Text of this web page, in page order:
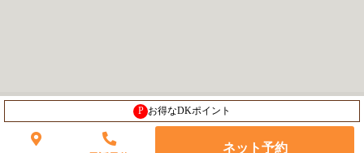
P お得なDKポイント
ネット予約